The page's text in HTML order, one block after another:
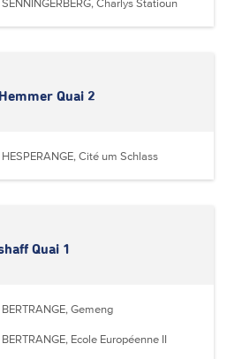
SENNINGERBERG, Charlys Statioun
Quai 2
HESPERANGE, Cité um Schlass
Quai 1
BERTRANGE, Gemeng
BERTRANGE, Ecole Européenne II